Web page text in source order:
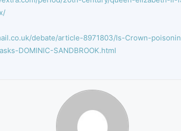
debate/article-8971803/Is-Crown-
DOMINIC-SANDBROOK.html